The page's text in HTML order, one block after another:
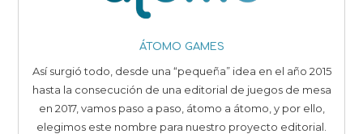
ÁTOMO GAMES
Así surgió todo, desde una “pequeña” idea en el año 2015
hasta la consecución de una editorial de juegos de mesa
en 2017, vamos paso a paso, átomo a átomo, y por ello,
elegimos este nombre para nuestro proyecto editorial.